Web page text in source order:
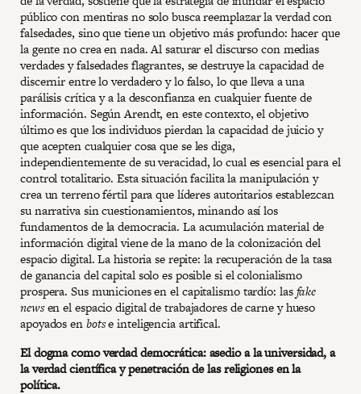
público con mentiras no solo busca reemplazar la verdad con
falsedades, sino que tiene un objetivo más profundo: hacer que
la gente no crea en nada. Al saturar el discurso con medias
verdades y falsedades flagrantes, se destruye la capacidad de
discernir entre lo verdadero y lo falso, lo que lleva a una
parálisis crítica y a la desconfianza en cualquier fuente de
información. Según Arendt, en este contexto, el objetivo
último es que los individuos pierdan la capacidad de juicio y
que acepten cualquier cosa que se les diga,
independientemente de su veracidad, lo cual es esencial para el
control totalitario. Esta situación facilita la manipulación y
crea un terreno fértil para que líderes autoritarios establezcan
su narrativa sin cuestionamientos, minando así los
fundamentos de la democracia. La acumulación material de
información digital viene de la mano de la colonización del
espacio digital. La historia se repite: la recuperación de la tasa
de ganancia del capital solo es posible si el colonialismo
prospera. Sus municiones en el capitalismo tardío: lasfake
newsen el espacio digital de trabajadores de carne y hueso
apoyados enbotse inteligencia artifical.
El dogma como verdad democrática: asedio a la universidad, a
la verdad científica y penetración de las religiones en la
política.